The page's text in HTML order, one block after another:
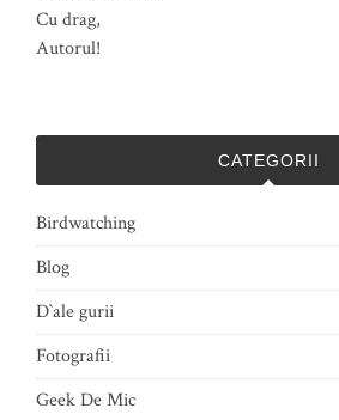
Cu drag,
Autorul!
CATEGORII
Birdwatching
Blog
D`ale gurii
Fotografii
Geek De Mic